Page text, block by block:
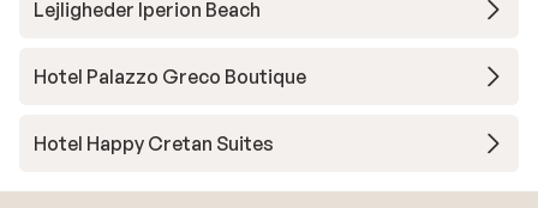
Lejligheder Iperion Beach
Hotel Palazzo Greco Boutique
Hotel Happy Cretan Suites